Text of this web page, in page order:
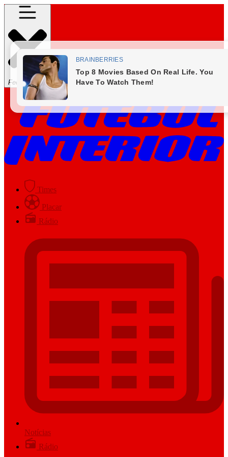
Fechar Menu
Times
Placar
Rádio
Notícias
Rádio